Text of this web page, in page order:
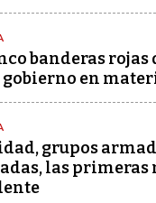
banderas rojas
gobierno en
grupos
las primeras